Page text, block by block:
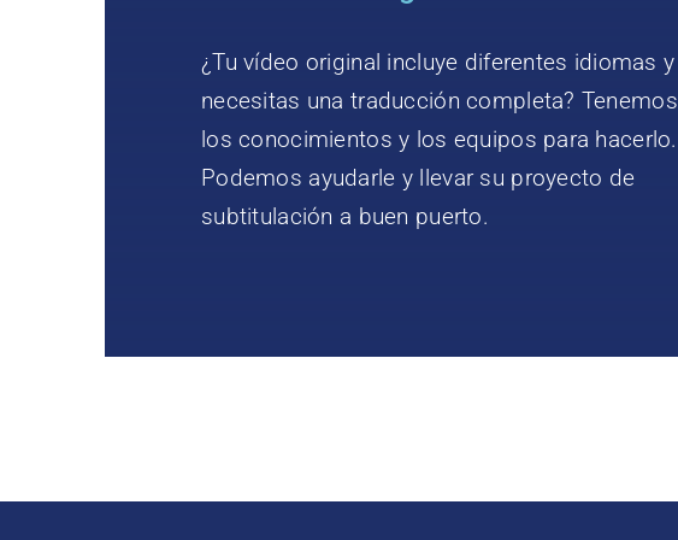
¿Tu vídeo original incluye diferentes idiomas y
necesitas una traducción completa? Tenemos
los conocimientos y los equipos para hacerlo.
Podemos ayudarle y llevar su proyecto de
subtitulación a buen puerto.